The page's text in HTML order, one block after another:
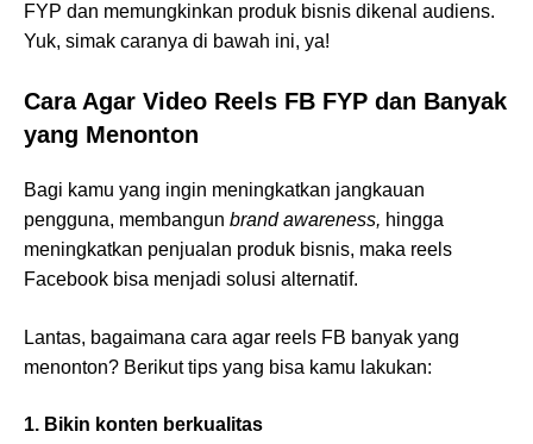
FYP dan memungkinkan produk bisnis dikenal audiens.
Yuk, simak caranya di bawah ini, ya!
Cara Agar Video Reels FB FYP dan Banyak
yang Menonton
Bagi kamu yang ingin meningkatkan jangkauan
pengguna, membangun brand awareness, hingga
meningkatkan penjualan produk bisnis, maka reels
Facebook bisa menjadi solusi alternatif.
Lantas, bagaimana cara agar reels FB banyak yang
menonton? Berikut tips yang bisa kamu lakukan:
1. Bikin konten berkualitas